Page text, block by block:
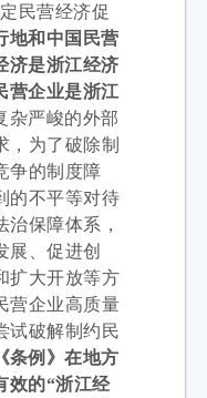
民营经济促
地和中国民营
济是浙江经济
营企业是浙江
杂严峻的外部
，为了破除制
争的制度障
的不平等对待
保障体系，
展、促进创
扩大开放等方
营企业高质量
试破解制约民
《条例》在地方
效的“浙江经